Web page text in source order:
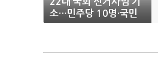
소…민주당 10명·국민
의힘 4명